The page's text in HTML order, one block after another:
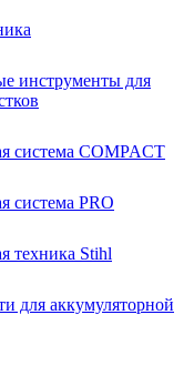
инструменты для
система COMPACT
система PRO
техника Stihl
для аккумуляторной